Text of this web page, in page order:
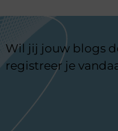
Wil jij jouw blogs
registreer je